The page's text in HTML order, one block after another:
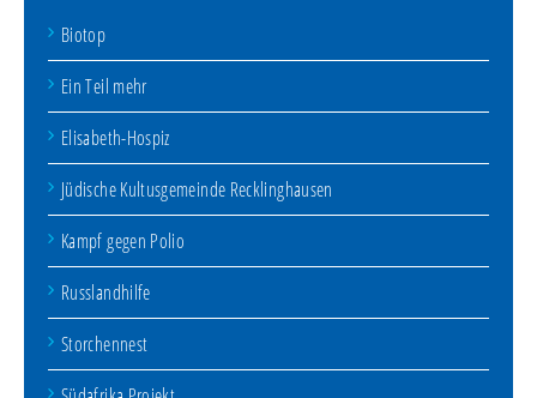
Biotop
Ein Teil mehr
Elisabeth-Hospiz
Jüdische Kultusgemeinde Recklinghausen
Kampf gegen Polio
Russlandhilfe
Storchennest